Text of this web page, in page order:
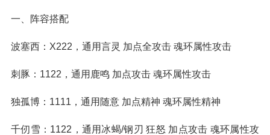
一、阵容搭配
波塞西：X222，通用言灵 加点全攻击 魂环属性攻击
刺豚：1122，通用鹿鸣 加点攻击 魂环属性攻击
独孤博：1111，通用随意 加点精神 魂环属性精神
千仞雪：1122，通用冰蝎/钢刃 狂怒 加点攻击 魂环属性攻